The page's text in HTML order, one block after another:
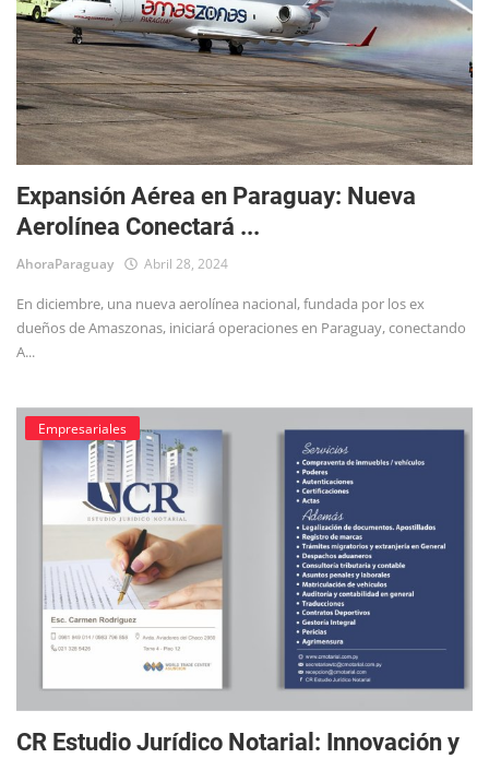
Expansión Aérea en Paraguay: Nueva
Aerolínea Conectará ...
AhoraParaguay Abril 28, 2024
En diciembre, una nueva aerolínea nacional, fundada por los ex
dueños de Amaszonas, iniciará operaciones en Paraguay, conectando
A...
Empresariales
CR Estudio Jurídico Notarial: Innovación y